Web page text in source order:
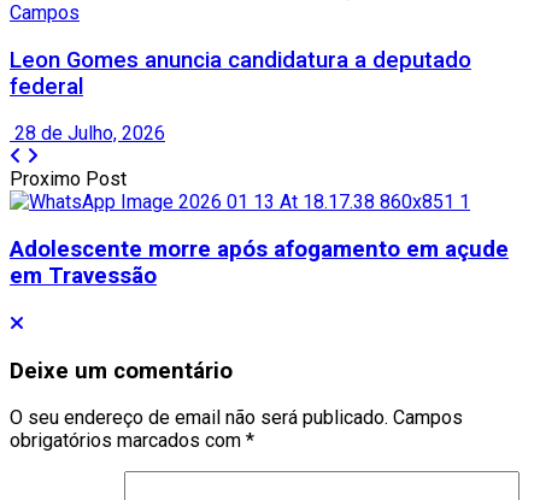
Campos
Leon Gomes anuncia candidatura a deputado
federal
28 de Julho, 2026
Proximo Post
Adolescente morre após afogamento em açude
em Travessão
Deixe um comentário
O seu endereço de email não será publicado. Campos
obrigatórios marcados com *